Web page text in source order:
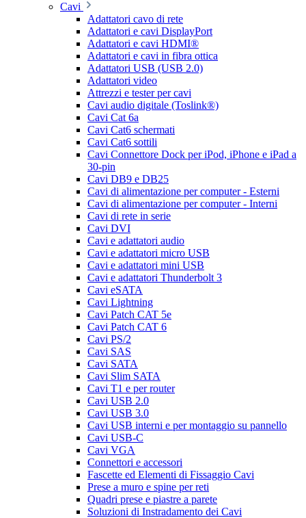
Cavi
Adattatori cavo di rete
Adattatori e cavi DisplayPort
Adattatori e cavi HDMI®
Adattatori e cavi in fibra ottica
Adattatori USB (USB 2.0)
Adattatori video
Attrezzi e tester per cavi
Cavi audio digitale (Toslink®)
Cavi Cat 6a
Cavi Cat6 schermati
Cavi Cat6 sottili
Cavi Connettore Dock per iPod, iPhone e iPad a
30-pin
Cavi DB9 e DB25
Cavi di alimentazione per computer - Esterni
Cavi di alimentazione per computer - Interni
Cavi di rete in serie
Cavi DVI
Cavi e adattatori audio
Cavi e adattatori micro USB
Cavi e adattatori mini USB
Cavi e adattatori Thunderbolt 3
Cavi eSATA
Cavi Lightning
Cavi Patch CAT 5e
Cavi Patch CAT 6
Cavi PS/2
Cavi SAS
Cavi SATA
Cavi Slim SATA
Cavi T1 e per router
Cavi USB 2.0
Cavi USB 3.0
Cavi USB interni e per montaggio su pannello
Cavi USB-C
Cavi VGA
Connettori e accessori
Fascette ed Elementi di Fissaggio Cavi
Prese a muro e spine per reti
Quadri prese e piastre a parete
Soluzioni di Instradamento dei Cavi